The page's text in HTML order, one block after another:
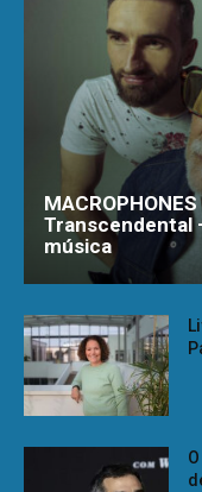
Transcendental
música